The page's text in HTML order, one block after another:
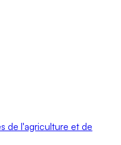
de l'agriculture et de